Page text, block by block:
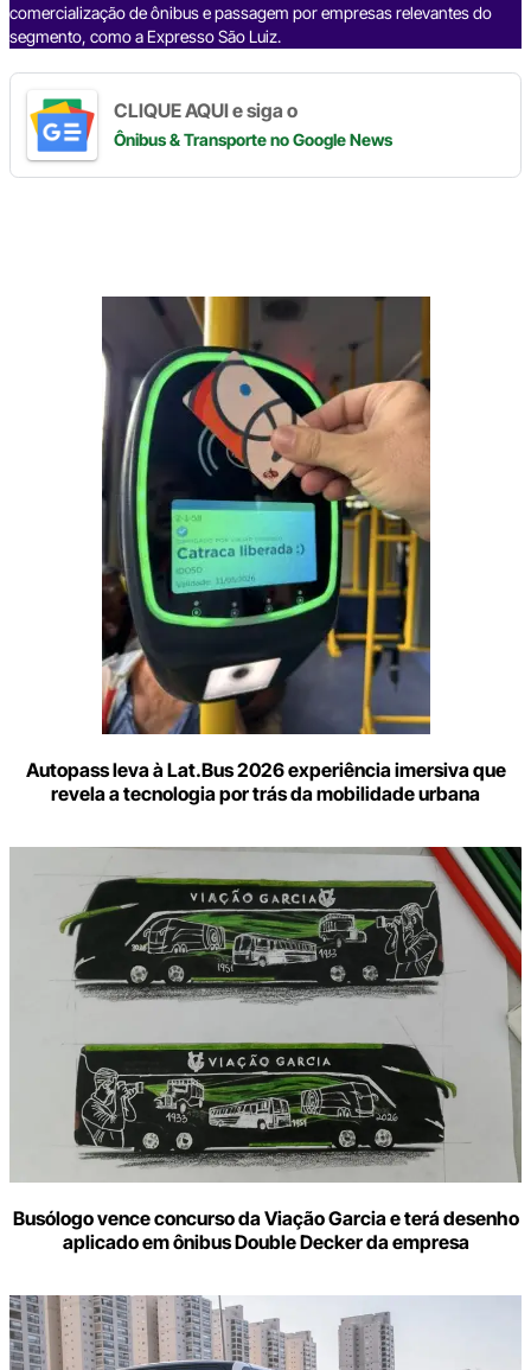
comercialização de ônibus e passagem por empresas relevantes do
segmento, como a Expresso São Luiz.
CLIQUE AQUI e siga o
Ônibus & Transporteno Google News
Autopass leva à Lat.Bus 2026 experiência imersiva que
revela a tecnologia por trás da mobilidade urbana
Busólogo vence concurso da Viação Garcia e terá desenho
aplicado em ônibus Double Decker da empresa